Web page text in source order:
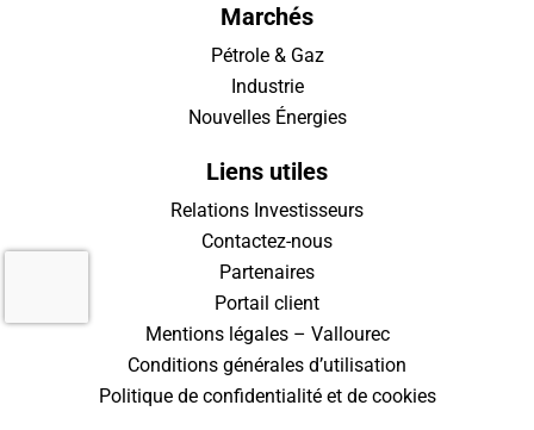
Marchés
Pétrole & Gaz
Industrie
Nouvelles Énergies
Liens utiles
Relations Investisseurs
Contactez-nous
Partenaires
Portail client
Mentions légales – Vallourec
Conditions générales d’utilisation
Politique de confidentialité et de cookies